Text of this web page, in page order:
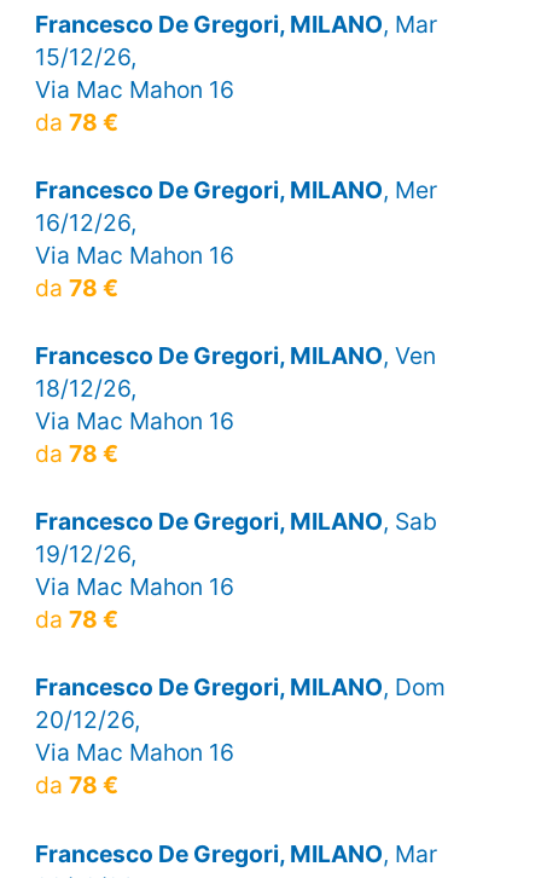
Francesco De Gregori, MILANO, Mar
15/12/26,
Via Mac Mahon 16
da 78 €
Francesco De Gregori, MILANO, Mer
16/12/26,
Via Mac Mahon 16
da 78 €
Francesco De Gregori, MILANO, Ven
18/12/26,
Via Mac Mahon 16
da 78 €
Francesco De Gregori, MILANO, Sab
19/12/26,
Via Mac Mahon 16
da 78 €
Francesco De Gregori, MILANO, Dom
20/12/26,
Via Mac Mahon 16
da 78 €
Francesco De Gregori, MILANO, Mar